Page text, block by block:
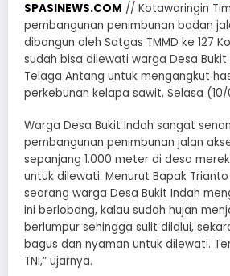
SPASINEWS.COM // Kotawaringin
pembangunan penimbunan badan
dibangun oleh Satgas TMMD ke 127
sudah bisa dilewati warga Desa
Telaga Antang untuk mengangkut
perkebunan kelapa sawit, Selasa
Warga Desa Bukit Indah sangat
pembangunan penimbunan jalan
sepanjang 1.000 meter di desa
untuk dilewati. Menurut Bapak
seorang warga Desa Bukit Indah
ini berlobang, kalau sudah hujan
berlumpur sehingga sulit dilalui,
bagus dan nyaman untuk dilewati.
TNI,” ujarnya.